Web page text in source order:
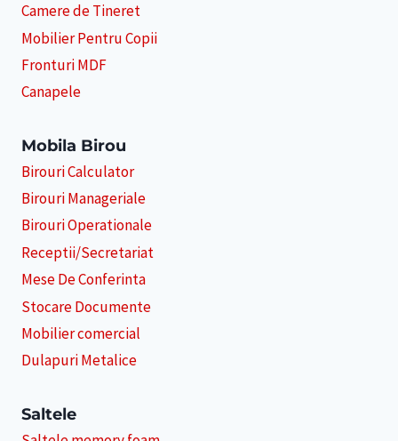
Camere de Tineret
Mobilier Pentru Copii
Fronturi MDF
Canapele
Mobila Birou
Birouri Calculator
Birouri Manageriale
Birouri Operationale
Receptii/Secretariat
Mese De Conferinta
Stocare Documente
Mobilier comercial
Dulapuri Metalice
Saltele